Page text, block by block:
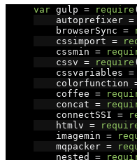
var gulp = require
    autoprefixer
=
    browserSync
=
    cssimport
=
    cssmin
=
    cssv
= require
    cssvariables
=
    colorfunction
    coffee
=
    concat
=
    connectSSI
=
    htmlv
=
    imagemin
=
    mqpacker
=
    nested
=